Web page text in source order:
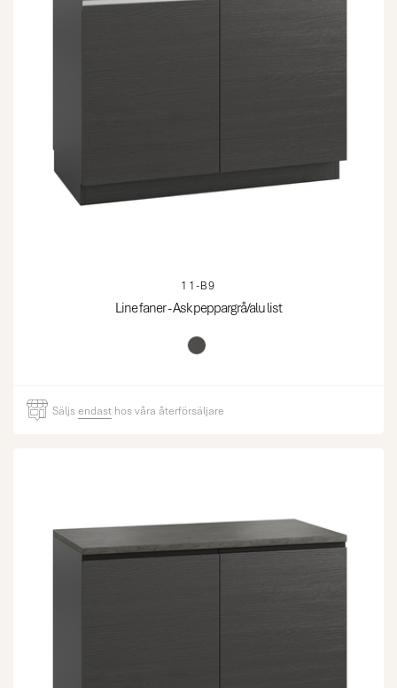
11-B9
Line faner - Ask peppargrå/alu list
Säljsendast hos våra återförsäljare